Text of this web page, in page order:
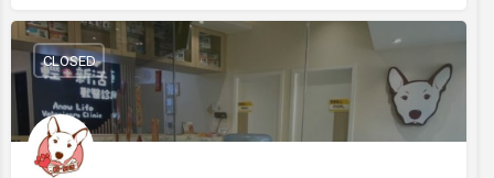
CLOSED